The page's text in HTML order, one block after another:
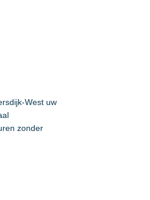
West uw
zonder